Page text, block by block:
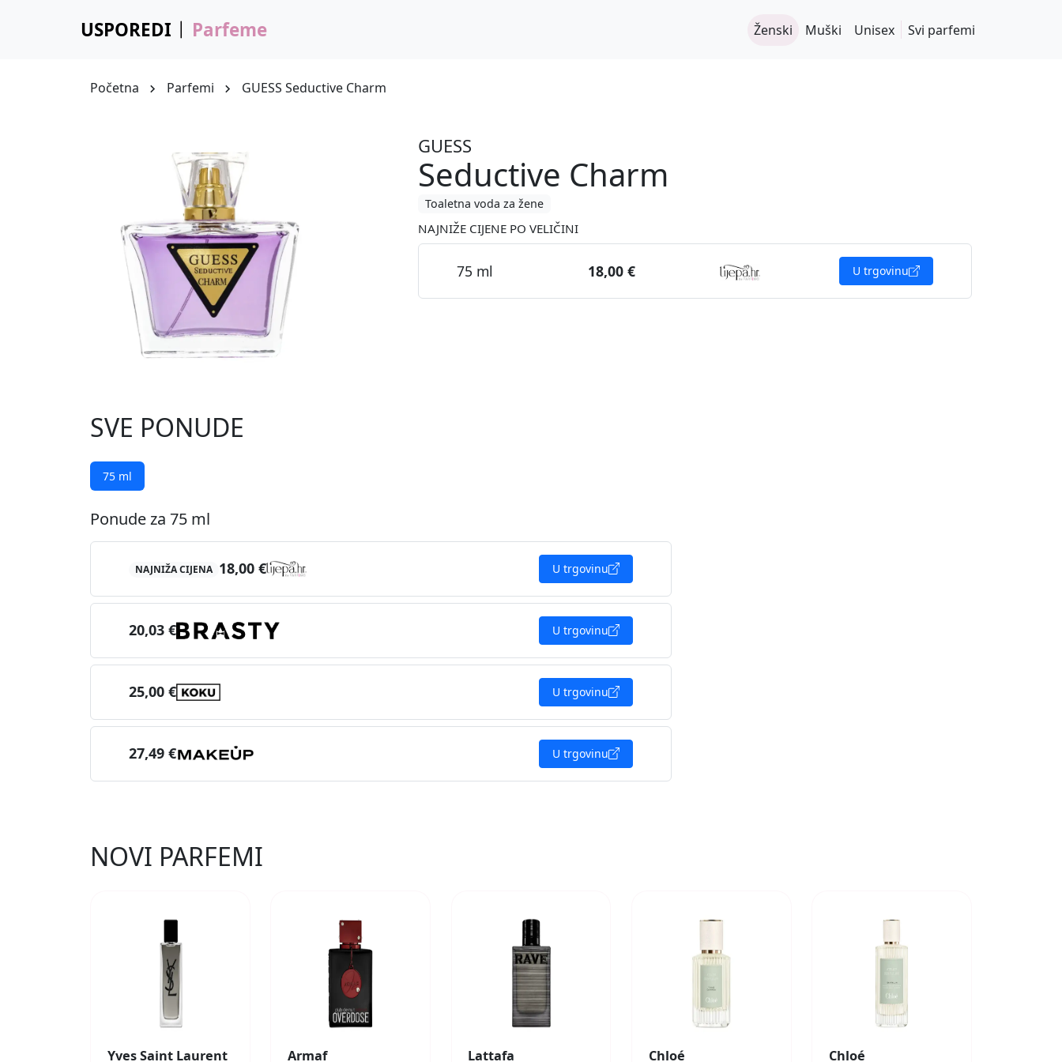
USPOREDI Parfeme Ženski Muški Unisex Svi parfemi
Početna Parfemi GUESS Seductive Charm
GUESS
Seductive Charm
Toaletna voda za žene
NAJNIŽE CIJENE PO VELIČINI
75 ml 18,00 € U trgovinu
SVE PONUDE
75 ml
Ponude za 75 ml
NAJNIŽA CIJENA 18,00 € U trgovinu
20,03 € U trgovinu
25,00 € U trgovinu
27,49 € U trgovinu
NOVI PARFEMI
Yves Saint Laurent Armaf Lattafa Chloé Chloé